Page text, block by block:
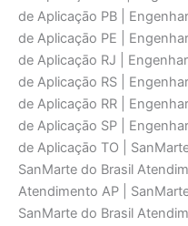
de Aplicaçāo PB |
de Aplicaçāo PE |
de Aplicaçāo RJ |
de Aplicaçāo RS |
de Aplicaçāo RR |
de Aplicaçāo SP |
de Aplicaçāo TO |
SanMarte do Brasil
Atendimento AP |
SanMarte do Brasil